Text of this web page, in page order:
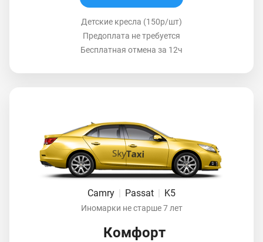
Детские кресла (150р/шт)
Предоплата не требуется
Бесплатная отмена за 12ч
Camry Passat K5
Иномарки не старше 7 лет
Комфорт